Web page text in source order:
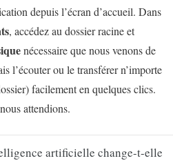
depuis l’écran d’accueil. Dans
, accédez au dossier racine et
nécessaire que nous venons de
l’écouter ou le transférer n’importe
facilement en quelques clics.
attendions.
artificielle change-t-elle